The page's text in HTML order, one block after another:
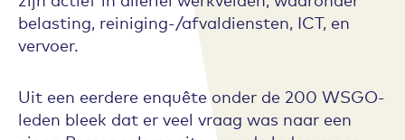
belasting, reiniging-/afvaldiensten, ICT, en
vervoer.
Uit een eerdere enquête onder de 200 WSGO-
leden bleek dat er veel vraag was naar een